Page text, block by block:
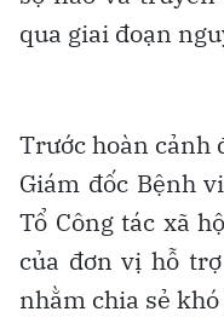
qua giai đoạn
Trước hoàn cảnh
Giám đốc Bệnh
Tổ Công tác xã
của đơn vị hỗ
nhằm chia sẻ